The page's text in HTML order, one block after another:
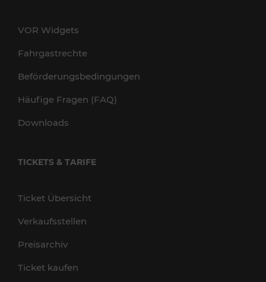
VOR Widgets
Fahrgastrechte
Beförderungsbedingungen
Häufige Fragen (FAQ)
Downloads
TICKETS & TARIFE
Ticket Übersicht
Verkaufsstellen
Preisarchiv
Ticket kaufen